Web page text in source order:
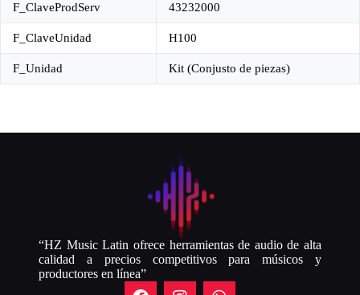
F_ClaveProdServ 43232000
F_ClaveUnidad H100
F_Unidad Kit (Conjusto de piezas)
“HZ Music Latin ofrece herramientas de audio de alta
calidad a precios competitivos para músicos y
productores en línea”